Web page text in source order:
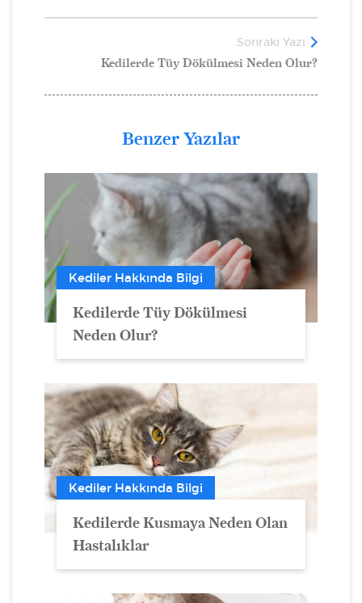
Sonraki Yazı
Kedilerde Tüy Dökülmesi Neden Olur?
Benzer Yazılar
Kediler Hakkında Bilgi
Kedilerde Tüy Dökülmesi
Neden Olur?
Kediler Hakkında Bilgi
Kedilerde Kusmaya Neden Olan
Hastalıklar